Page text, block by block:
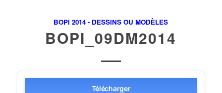
BOPI 2014 - DESSINS OU MODÈLES
BOPI_09DM2014
Télécharger